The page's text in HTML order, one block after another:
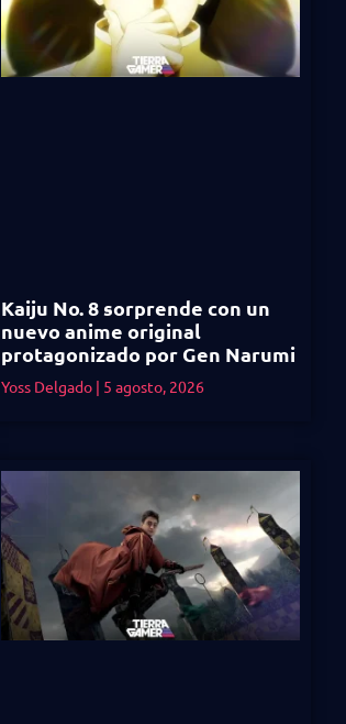
Kaiju No. 8 sorprende con un
nuevo anime original
protagonizado por Gen Narumi
Yoss Delgado 5 agosto, 2026